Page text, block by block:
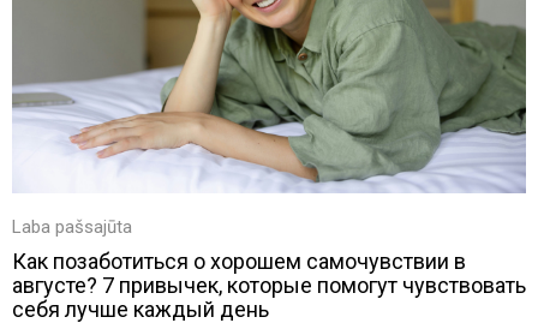
Laba pašsajūta
Как позаботиться о хорошем самочувствии в
августе? 7 привычек, которые помогут чувствовать
себя лучше каждый день